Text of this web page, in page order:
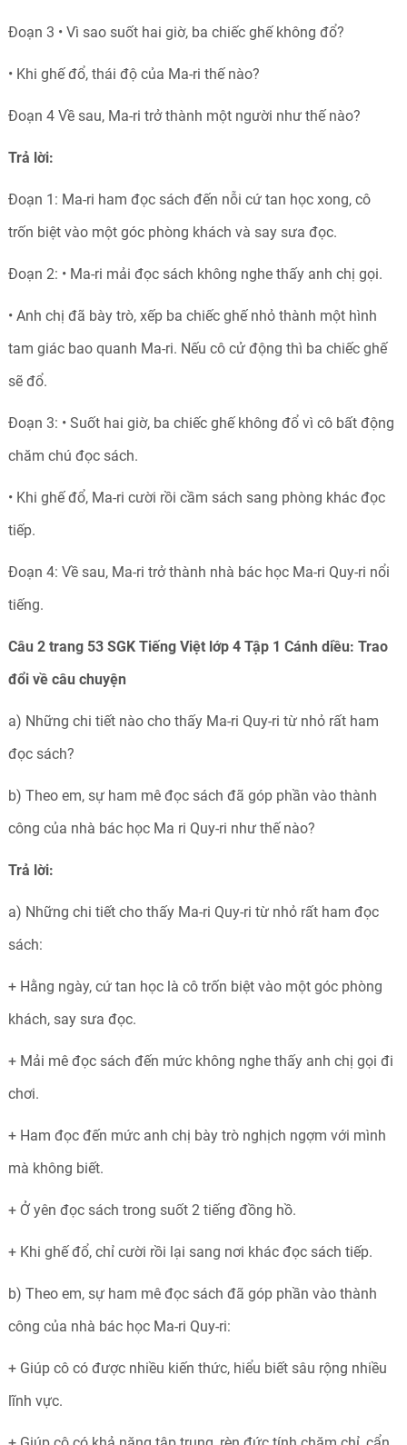
Đoạn 3 • Vì sao suốt hai giờ, ba chiếc ghế không đổ?
• Khi ghế đổ, thái độ của Ma-ri thế nào?
Đoạn 4 Về sau, Ma-ri trở thành một người như thế nào?
Trả lời:
Đoạn 1: Ma-ri ham đọc sách đến nỗi cứ tan học xong, cô
trốn biệt vào một góc phòng khách và say sưa đọc.
Đoạn 2: • Ma-ri mải đọc sách không nghe thấy anh chị gọi.
• Anh chị đã bày trò, xếp ba chiếc ghế nhỏ thành một hình
tam giác bao quanh Ma-ri. Nếu cô cử động thì ba chiếc ghế
sẽ đổ.
Đoạn 3: • Suốt hai giờ, ba chiếc ghế không đổ vì cô bất động
chăm chú đọc sách.
• Khi ghế đổ, Ma-ri cười rồi cầm sách sang phòng khác đọc
tiếp.
Đoạn 4: Về sau, Ma-ri trở thành nhà bác học Ma-ri Quy-ri nổi
tiếng.
Câu 2 trang 53 SGK Tiếng Việt lớp 4 Tập 1 Cánh diều: Trao
đổi về câu chuyện
a) Những chi tiết nào cho thấy Ma-ri Quy-ri từ nhỏ rất ham
đọc sách?
b) Theo em, sự ham mê đọc sách đã góp phần vào thành
công của nhà bác học Ma ri Quy-ri như thế nào?
Trả lời:
a) Những chi tiết cho thấy Ma-ri Quy-ri từ nhỏ rất ham đọc
sách:
+ Hằng ngày, cứ tan học là cô trốn biệt vào một góc phòng
khách, say sưa đọc.
+ Mải mê đọc sách đến mức không nghe thấy anh chị gọi đi
chơi.
+ Ham đọc đến mức anh chị bày trò nghịch ngợm với mình
mà không biết.
+ Ở yên đọc sách trong suốt 2 tiếng đồng hồ.
+ Khi ghế đổ, chỉ cười rồi lại sang nơi khác đọc sách tiếp.
b) Theo em, sự ham mê đọc sách đã góp phần vào thành
công của nhà bác học Ma-ri Quy-ri:
+ Giúp cô có được nhiều kiến thức, hiểu biết sâu rộng nhiều
lĩnh vực.